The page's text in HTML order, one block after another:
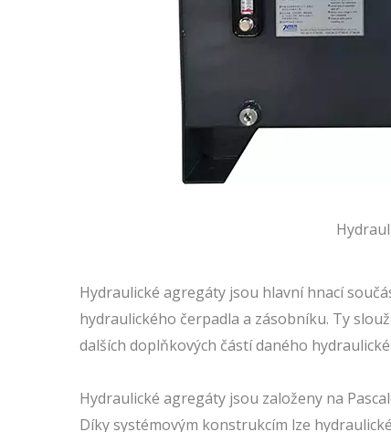
Hydraulické agregáty jsou hlavní hnací
hydraulického čerpadla a zásobníku. Ty
dalších doplňkových částí daného
Hydraulické agregáty jsou založeny na
Díky systémovým konstrukcím lze